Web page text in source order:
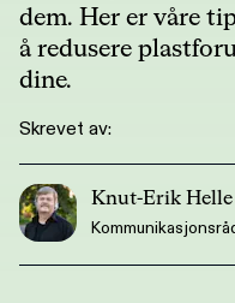
dem. Her er våre
å redusere
dine.
Skrevet av:
Knut-Erik Helle